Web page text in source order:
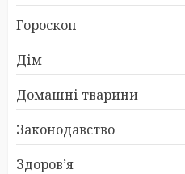
Гороскоп
Дім
Домашні тварини
Законодавство
Здоров’я